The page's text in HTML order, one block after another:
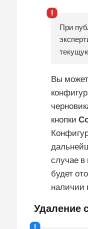
При
Вы
кнопки
случае в
будет
наличии
Удаление